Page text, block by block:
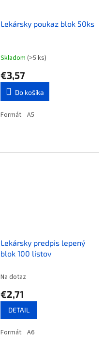
Lekársky poukaz blok 50ks
Skladom (>5 ks)
€3,57
Do košíka
Formát A5
Lekársky predpis lepený
blok 100 listov
Na dotaz
€2,71
DETAIL
Formát: A6